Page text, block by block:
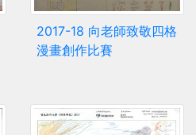
2017-18 向老師致敬四格
漫畫創作比賽